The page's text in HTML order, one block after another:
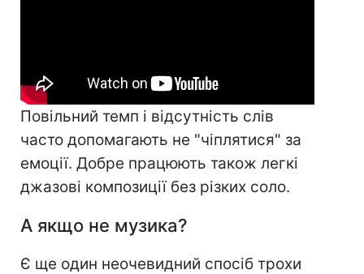
Повільний темп і відсутність слів
часто допомагають не "чіплятися" за
емоції. Добре працюють також легкі
джазові композиції без різких соло.
А якщо не музика?
Є ще один неочевидний спосіб трохи